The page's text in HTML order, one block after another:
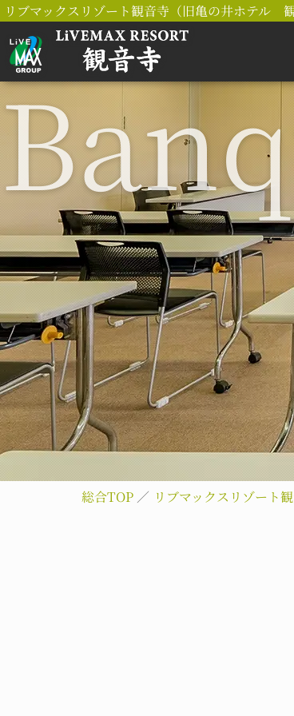
リブマックスリゾート観音寺（旧亀の井ホテル
総合TOP リブマックスリゾート